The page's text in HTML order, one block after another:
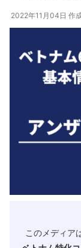
2022年11月04日 作
このメディア